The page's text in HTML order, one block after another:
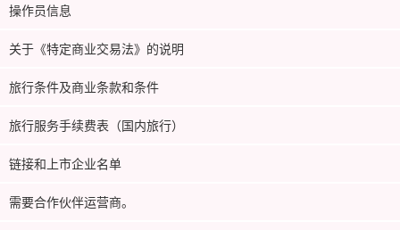
操作员信息
关于《特定商业交易法》的说明
旅行条件及商业条款和条件
旅行服务手续费表（国内旅行）
链接和上市企业名单
需要合作伙伴运营商。